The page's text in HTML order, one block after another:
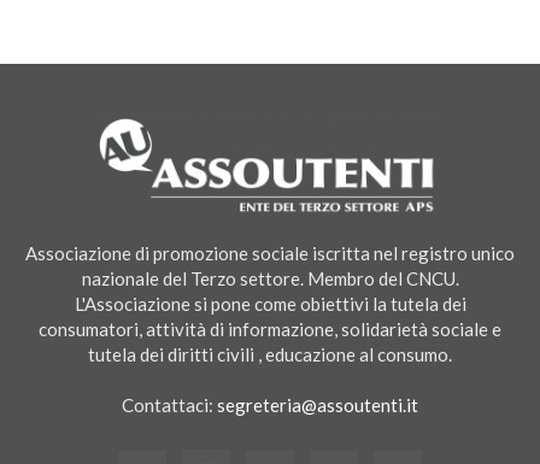
Associazione di promozione sociale iscritta nel registro unico
nazionale del Terzo settore. Membro del CNCU.
L'Associazione si pone come obiettivi la tutela dei
consumatori, attività di informazione, solidarietà sociale e
tutela dei diritti civili , educazione al consumo.
Contattaci: segreteria@assoutenti.it